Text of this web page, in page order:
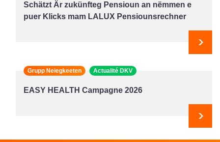
Schätzt Är zukünfteg Pensioun an nëmmen e
puer Klicks mam LALUX Pensiounsrechner
Next
Grupp Neiegkeeten Actualité DKV
EASY HEALTH Campagne 2026
Next